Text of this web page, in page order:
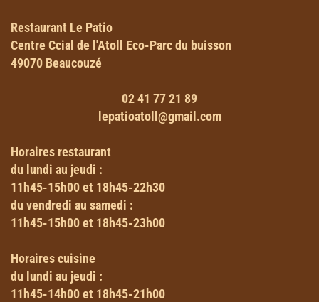
Restaurant Le Patio
Centre Ccial de l'Atoll Eco-Parc du buisson
49070 Beaucouzé
02 41 77 21 89
lepatioatoll@gmail.com
Horaires restaurant
du lundi au jeudi :
11h45-15h00 et 18h45-22h30
du vendredi au samedi :
11h45-15h00 et 18h45-23h00
Horairescuisine
du lundi au jeudi :
11h45-14h00 et 18h45-21h00